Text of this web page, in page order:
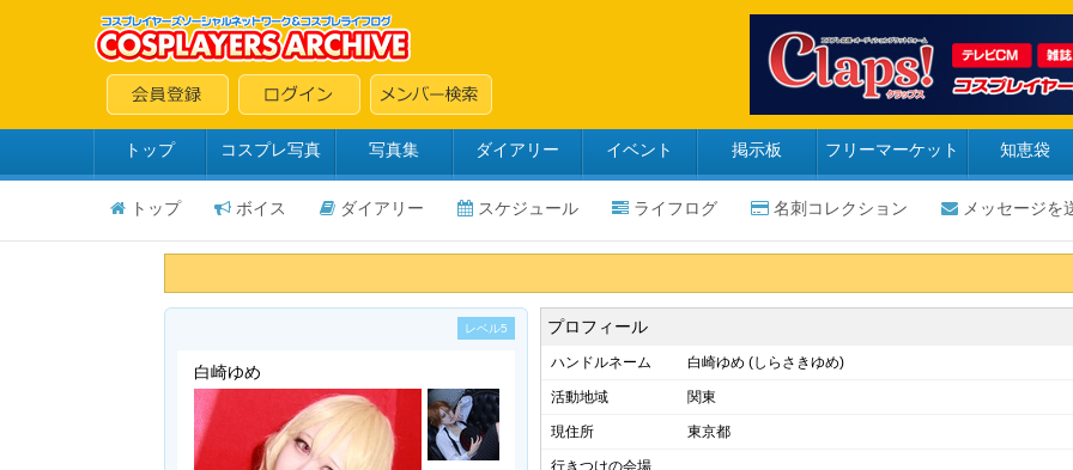
トップ コスプレ写真 写真集 ダイアリー イベント 掲示板 フリーマーケット 知恵袋
トップ ボイス ダイアリー スケジュール ライフログ 名刺コレクション メッセージを
レベル5
白崎ゆめ
プロフィール
ハンドルネーム 白崎ゆめ (しらさきゆめ)
活動地域 関東
現住所 東京都
行きつけの会場